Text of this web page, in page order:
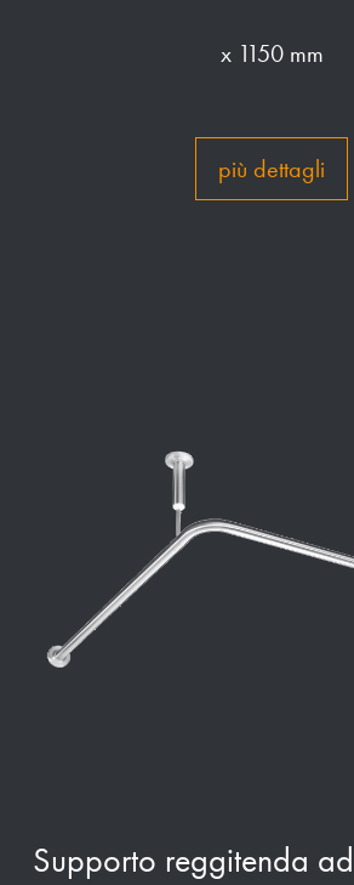
x 1150 mm
più dettagli
Supporto reggitenda